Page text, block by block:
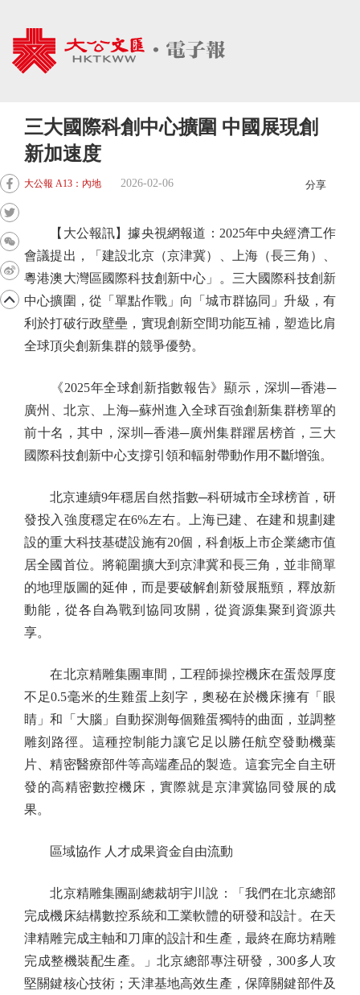
三大國際科創中心擴圍 中國展現創
新加速度
大公報 A13：內地 2026-02-06 分享
【大公報訊】據央視網報道：2025年中央經濟工作
會議提出，「建設北京（京津冀）、上海（長三角）、
粵港澳大灣區國際科技創新中心」。三大國際科技創新
中心擴圍，從「單點作戰」向「城市群協同」升級，有
利於打破行政壁壘，實現創新空間功能互補，塑造比肩
全球頂尖創新集群的競爭優勢。
《2025年全球創新指數報告》顯示，深圳─香港─
廣州、北京、上海─蘇州進入全球百強創新集群榜單的
前十名，其中，深圳─香港─廣州集群躍居榜首，三大
國際科技創新中心支撐引領和輻射帶動作用不斷增強。
北京連續9年穩居自然指數─科研城市全球榜首，研
發投入強度穩定在6%左右。上海已建、在建和規劃建
設的重大科技基礎設施有20個，科創板上市企業總市值
居全國首位。將範圍擴大到京津冀和長三角，並非簡單
的地理版圖的延伸，而是要破解創新發展瓶頸，釋放新
動能，從各自為戰到協同攻關，從資源集聚到資源共
享。
在北京精雕集團車間，工程師操控機床在蛋殼厚度
不足0.5毫米的生雞蛋上刻字，奧秘在於機床擁有「眼
睛」和「大腦」自動探測每個雞蛋獨特的曲面，並調整
雕刻路徑。這種控制能力讓它足以勝任航空發動機葉
片、精密醫療部件等高端產品的製造。這套完全自主研
發的高精密數控機床，實際就是京津冀協同發展的成
果。
區域協作 人才成果資金自由流動
北京精雕集團副總裁胡宇川說：「我們在北京總部
完成機床結構數控系統和工業軟體的研發和設計。在天
津精雕完成主軸和刀庫的設計和生產，最終在廊坊精雕
完成整機裝配生產。」北京總部專注研發，300多人攻
堅關鍵核心技術；天津基地高效生產，保障關鍵部件及